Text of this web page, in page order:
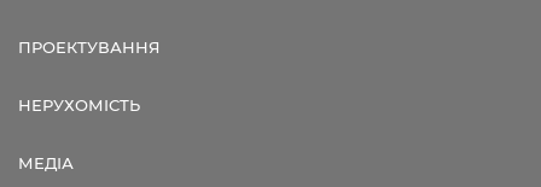
ПРОЕКТУВАННЯ
НЕРУХОМІСТЬ
МЕДІА